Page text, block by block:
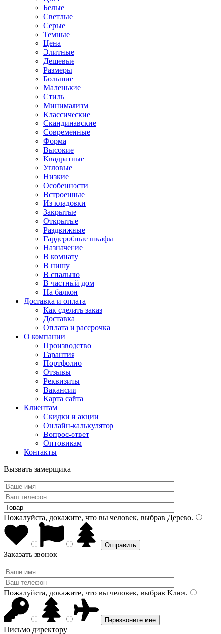
Белые
Светлые
Серые
Темные
Цена
Элитные
Дешевые
Размеры
Большие
Маленькие
Стиль
Минимализм
Классические
Скандинавские
Современные
Форма
Высокие
Квадратные
Угловые
Низкие
Особенности
Встроенные
Из кладовки
Закрытые
Открытые
Раздвижные
Гардеробные шкафы
Назначение
В комнату
В нишу
В спальню
В частный дом
На балкон
Доставка и оплата
Как сделать заказ
Доставка
Оплата и рассрочка
О компании
Производство
Гарантия
Портфолио
Отзывы
Реквизиты
Вакансии
Карта сайта
Клиентам
Скидки и акции
Онлайн-калькулятор
Вопрос-ответ
Оптовикам
Контакты
Вызвать замерщика
Пожалуйста, докажите, что вы человек, выбрав Дерево.
Заказать звонок
Пожалуйста, докажите, что вы человек, выбрав Ключ.
Письмо директору